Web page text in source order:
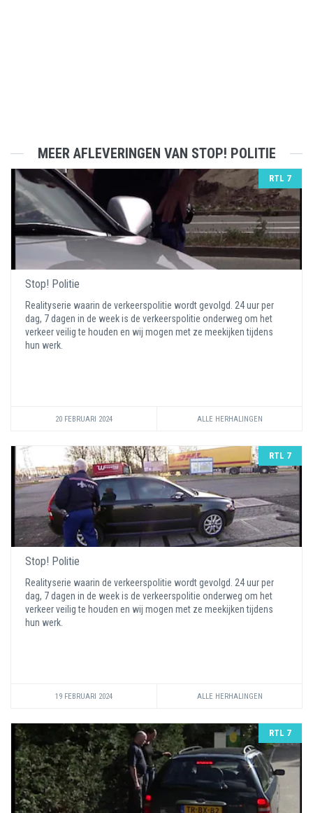
MEER AFLEVERINGEN VAN STOP! POLITIE
RTL 7
Stop! Politie
Realityserie waarin de verkeerspolitie wordt gevolgd. 24 uur per
dag, 7 dagen in de week is de verkeerspolitie onderweg om het
verkeer veilig te houden en wij mogen met ze meekijken tijdens
hun werk.
20 FEBRUARI 2024 ALLE HERHALINGEN
RTL 7
Stop! Politie
Realityserie waarin de verkeerspolitie wordt gevolgd. 24 uur per
dag, 7 dagen in de week is de verkeerspolitie onderweg om het
verkeer veilig te houden en wij mogen met ze meekijken tijdens
hun werk.
19 FEBRUARI 2024 ALLE HERHALINGEN
RTL 7